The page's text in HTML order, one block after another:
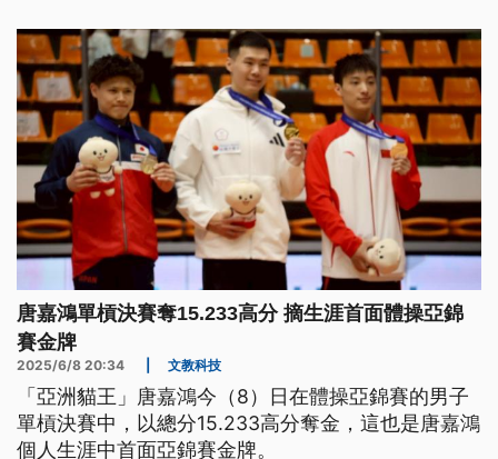
唐嘉鴻單槓決賽奪15.233高分 摘生涯首面體操亞錦
賽金牌
2025/6/8 20:34 文教科技
「亞洲貓王」唐嘉鴻今（8）日在體操亞錦賽的男子
單槓決賽中，以總分15.233高分奪金，這也是唐嘉鴻
個人生涯中首面亞錦賽金牌。